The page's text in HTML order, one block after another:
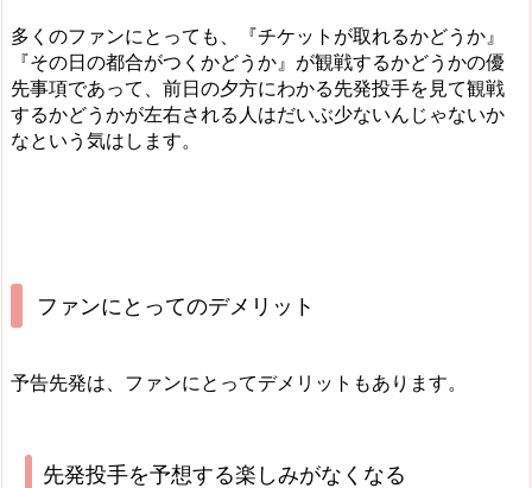
多くのファンにとっても、『チケットが取れるかどうか』
『その日の都合がつくかどうか』が観戦するかどうかの優
先事項であって、前日の夕方にわかる先発投手を見て観戦
するかどうかが左右される人はだいぶ少ないんじゃないか
なという気はします。
ファンにとってのデメリット
予告先発は、ファンにとってデメリットもあります。
先発投手を予想する楽しみがなくなる